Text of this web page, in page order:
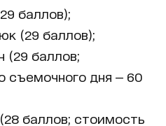
баллов);
(29 баллов);
(29 баллов;
съемочного дня — 60
баллов; стоимость